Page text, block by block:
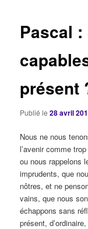
Pascal
présent
Publié le28 avril
Nous ne nous
l’avenir comme
ou nous rappelons
imprudents, que
nôtres, et ne
vains, que nous
échappons sans
présent,